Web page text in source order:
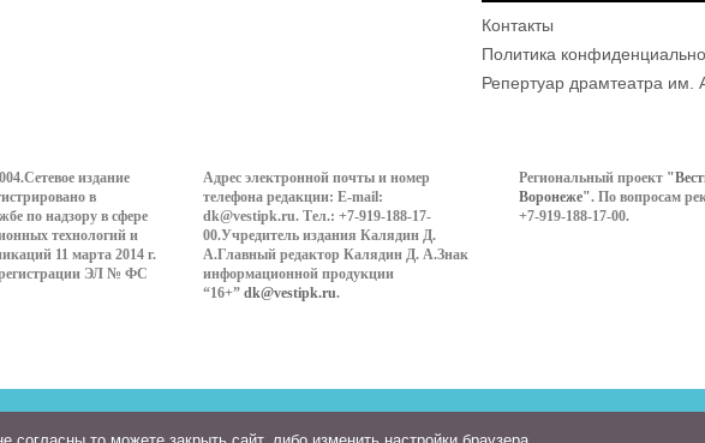
Контакты
Политика
Репертуар драмтеатра им.
издание
в
по надзору в сфере
технологий и
11 марта 2014 г.
регистрации ЭЛ № ФС
Адрес электронной почты и номер
телефона редакции: E-mail:
dk@vestipk.ru. Тел.: +7-919-188-17-
00.Учредитель издания Калядин Д.
А.Главный редактор Калядин Д. А.Знак
информационной продукции
“16+” dk@vestipk.ru.
Региональный проект
Воронеже". По вопросам
+7-919-188-17-00.